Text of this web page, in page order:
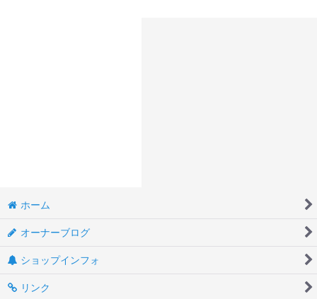
ホーム
オーナーブログ
ショップインフォ
リンク